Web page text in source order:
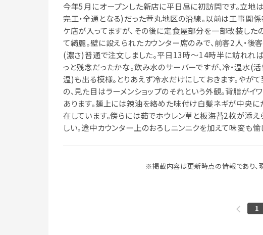
今年5月にオープンした新店に平日昼に初訪問です。立
完工・全通となる)だった萱丸地区の沿線。以前は工事関
ケ店が入ってますが、その後に定食屋部分を一部改装した
て綺麗。壁に設えられたカウンター席のみで、前客2人・後
(濃さ)普通で注文しました。平日13時～14時半に訪れれば
っと残念だったかな。飲み水のサーバーですが、冷・温水(
温)も出る模様。とりあえず冷水だけにしておきます。や
の、見た目はラーメンショップのそれという外観。背脂が
あります。麺上には辣油を絡めた味付け白髪ネギが中央
在しています。傍らには茹でホウレン草と板海苔2枚が添え
しい。途中カウンター上のおろしニンニクを加えて味変も愉
※掲載内容は更新時点の情報であり、
1